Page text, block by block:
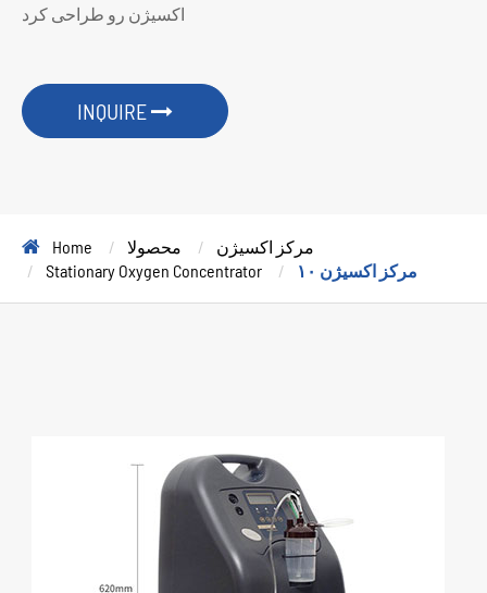
اکسیژن رو طراحی کرد
INQUIRE
Home محصولا
مرکز اکسیژن
Stationary Oxygen Concentrator
مرکز اکسیژن ۱۰